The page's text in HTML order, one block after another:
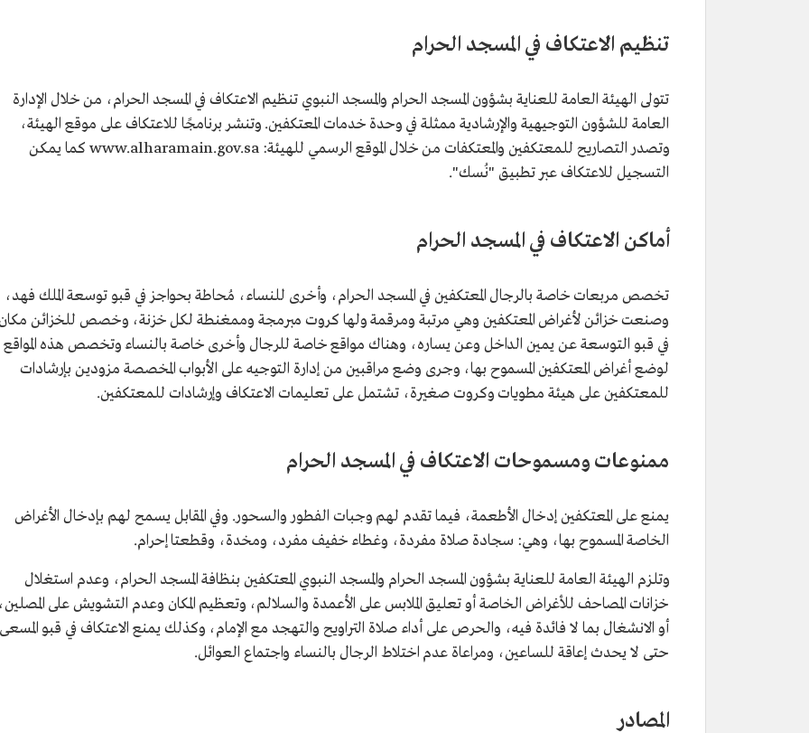
تنظيم الاعتكاف في المسجد الحرام
تتولى الهيئة العامة للعناية بشؤون المسجد الحرام والمسجد النبوي تنظيم الاعتكاف في المسجد الحرام، من خلال الإدارة
العامة للشؤون التوجيهية والإرشادية ممثلة في وحدة خدمات المعتكفين. وتنشر برنامجًا للاعتكاف على موقع الهيئة،
وتصدر التصاريح للمعتكفين والمعتكفات من خلال الموقع الرسمي للهيئة: www.alharamain.gov.sa كما يمكن
التسجيل للاعتكاف عبر تطبيق "نُسك".
أماكن الاعتكاف في المسجد الحرام
تخصص مربعات خاصة بالرجال المعتكفين في المسجد الحرام، وأخرى للنساء، مُحاطة بحواجز في قبو توسعة الملك فهد،
وصنعت خزائن لأغراض المعتكفين وهي مرتبة ومرقمة ولها كروت مبرمجة وممغنطة لكل خزنة، وخصص للخزائن
في قبو التوسعة عن يمين الداخل وعن يساره، وهناك مواقع خاصة للرجال وأخرى خاصة بالنساء وتخصص هذه المواقع
لوضع أغراض المعتكفين المسموح بها، وجرى وضع مراقبين من إدارة التوجيه على الأبواب المخصصة مزودين بإرشادات
للمعتكفين على هيئة مطويات وكروت صغيرة، تشتمل على تعليمات الاعتكاف وإرشادات للمعتكفين.
ممنوعات ومسموحات الاعتكاف في المسجد الحرام
يمنع على المعتكفين إدخال الأطعمة، فيما تقدم لهم وجبات الفطور والسحور. وفي المقابل يسمح لهم بإدخال الأغراض
الخاصة المسموح بها، وهي: سجادة صلاة مفردة، وغطاء خفيف مفرد، ومخدة، وقطعتا إحرام.
وتلزم الهيئة العامة للعناية بشؤون المسجد الحرام والمسجد النبوي المعتكفين بنظافة المسجد الحرام، وعدم استغلال
خزانات المصاحف للأغراض الخاصة أو تعليق الملابس على الأعمدة والسلالم، وتعظيم المكان وعدم التشويش على المصلين،
أو الانشغال بما لا فائدة فيه، والحرص على أداء صلاة التراويح والتهجد مع الإمام، وكذلك يمنع الاعتكاف في قبو المسعى
حتى لا يحدث إعاقة للساعين، ومراعاة عدم اختلاط الرجال بالنساء واجتماع العوائل.
المصادر